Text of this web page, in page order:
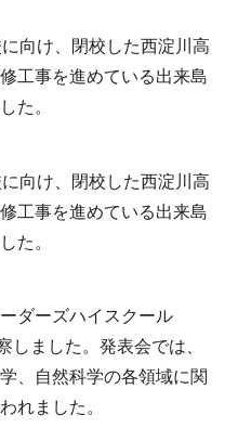
向け、閉校した西淀川高
工事を進めている出来島
た。
向け、閉校した西淀川高
工事を進めている出来島
た。
ダーズハイスクール
しました。発表会では、
、自然科学の各領域に関
れました。